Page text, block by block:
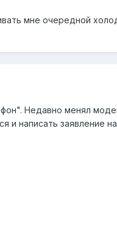
мне очередной
Недавно менял
и написать заявление